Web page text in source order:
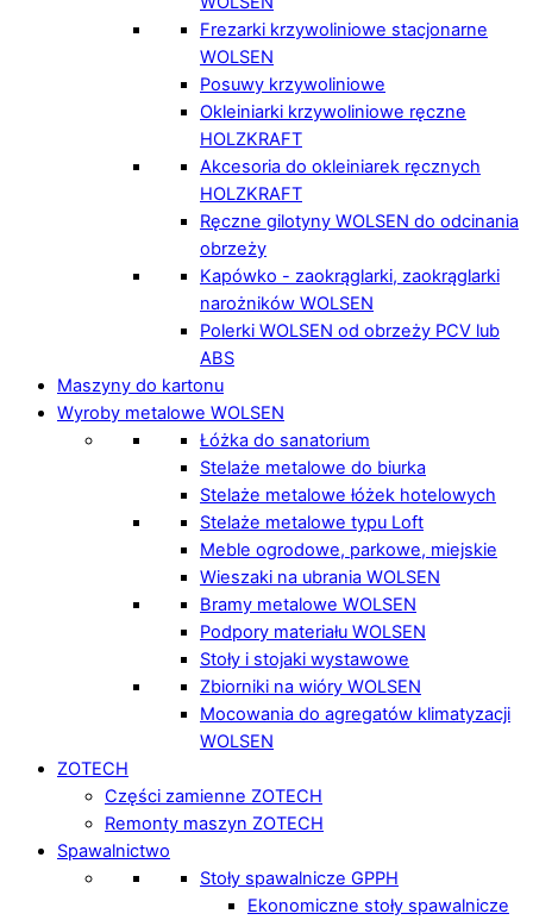
Frezarki krzywoliniowe stacjonarne
WOLSEN
Posuwy krzywoliniowe
Okleiniarki krzywoliniowe ręczne
HOLZKRAFT
Akcesoria do okleiniarek ręcznych
HOLZKRAFT
Ręczne gilotyny WOLSEN do odcinania
obrzeży
Kapówko - zaokrąglarki, zaokrąglarki
narożników WOLSEN
Polerki WOLSEN od obrzeży PCV lub
ABS
Maszyny do kartonu
Wyroby metalowe WOLSEN
Łóżka do sanatorium
Stelaże metalowe do biurka
Stelaże metalowe łóżek hotelowych
Stelaże metalowe typu Loft
Meble ogrodowe, parkowe, miejskie
Wieszaki na ubrania WOLSEN
Bramy metalowe WOLSEN
Podpory materiału WOLSEN
Stoły i stojaki wystawowe
Zbiorniki na wióry WOLSEN
Mocowania do agregatów klimatyzacji
WOLSEN
ZOTECH
Części zamienne ZOTECH
Remonty maszyn ZOTECH
Spawalnictwo
Stoły spawalnicze GPPH
Ekonomiczne stoły spawalnicze